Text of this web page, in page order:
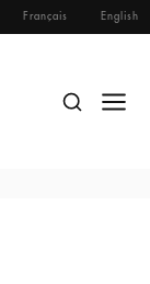
Français English